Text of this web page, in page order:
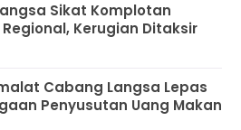
Sikat Komplotan
Kerugian Ditaksir
Cabang Langsa Lepas
Penyusutan Uang Makan